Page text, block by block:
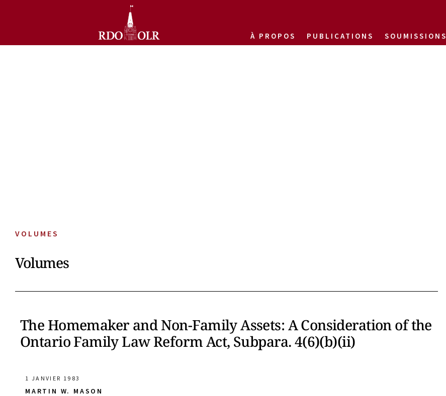
À PROPOS PUBLICATIONS SOUMISSIONS
VOLUMES
Volumes
The Homemaker and Non-Family Assets: A Consideration of the
Ontario Family Law Reform Act, Subpara. 4(6)(b)(ii)
1 JANVIER 1983
MARTIN W. MASON